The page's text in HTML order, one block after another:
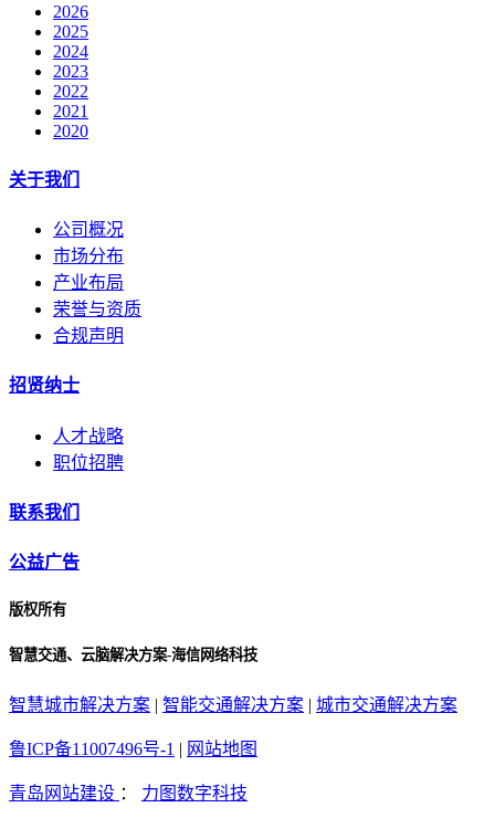
2026
2025
2024
2023
2022
2021
2020
关于我们
公司概况
市场分布
产业布局
荣誉与资质
合规声明
招贤纳士
人才战略
职位招聘
联系我们
公益广告
版权所有
智慧交通、云脑解决方案-海信网络科技
智慧城市解决方案 | 智能交通解决方案 | 城市交通解决方案
鲁ICP备11007496号-1 | 网站地图
青岛网站建设 ： 力图数字科技